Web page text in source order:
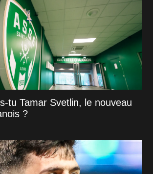
tu Tamar Svetlin, le nouveau
?